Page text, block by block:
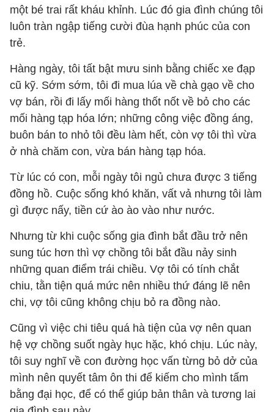
một bé trai rất kháu khỉnh. Lúc đó gia đình chúng tôi
luôn tràn ngập tiếng cười đùa hạnh phúc của con
trẻ.
Hàng ngày, tôi tất bật mưu sinh bằng chiếc xe đạp
cũ kỹ. Sớm sớm, tôi đi mua lúa về chà gạo về cho
vợ bán, rồi đi lấy mối hàng thốt nốt về bỏ cho các
mối hàng tạp hóa lớn; những công việc đồng áng,
buôn bán to nhỏ tôi đều làm hết, còn vợ tôi thì vừa
ở nhà chăm con, vừa bán hàng tạp hóa.
Từ lúc có con, mỗi ngày tôi ngủ chưa được 3 tiếng
đồng hồ. Cuộc sống khó khăn, vất vả nhưng tôi làm
gì được nấy, tiền cứ ào ào vào như nước.
Nhưng từ khi cuộc sống gia đình bắt đầu trở nên
sung túc hơn thì vợ chồng tôi bắt đầu nảy sinh
những quan điểm trái chiều. Vợ tôi có tính chắt
chiu, tằn tiện quá mức nên nhiều thứ đáng lẽ nên
chi, vợ tôi cũng không chịu bỏ ra đồng nào.
Cũng vì việc chi tiêu quá hà tiện của vợ nên quan
hệ vợ chồng suốt ngày hục hặc, khó chịu. Lúc này,
tôi suy nghĩ về con đường học vấn từng bỏ dở của
mình nên quyết tâm ôn thi để kiếm cho mình tấm
bằng đại học, để có thể giúp bản thân và tương lai